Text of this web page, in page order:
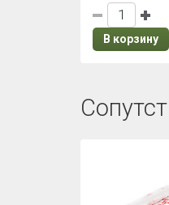
В корзину